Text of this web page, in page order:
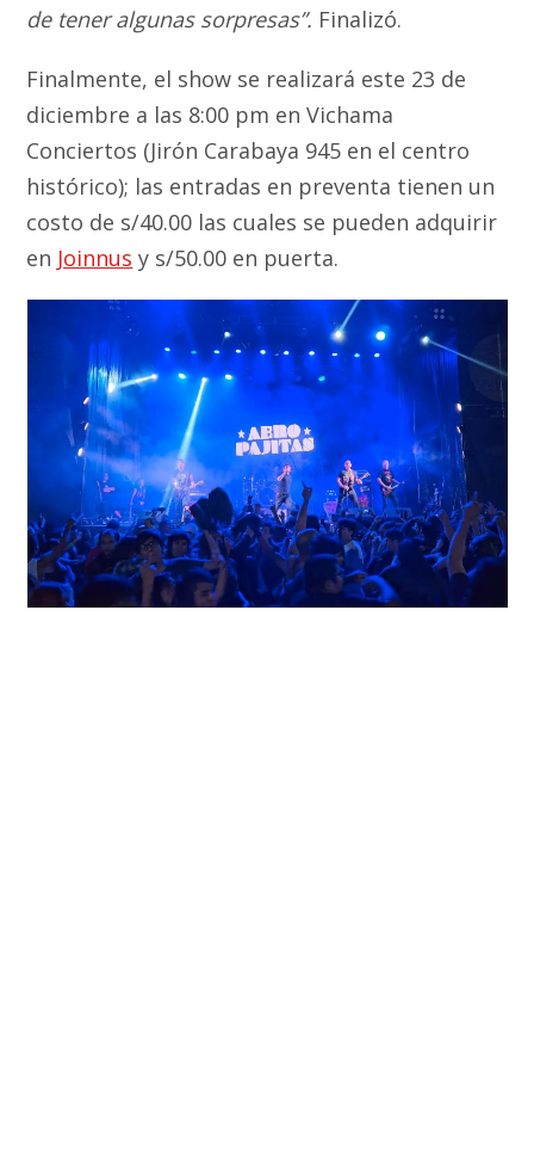
de tener algunas sorpresas”. Finalizó.
Finalmente, el show se realizará este 23 de
diciembre a las 8:00 pm en Vichama
Conciertos (Jirón Carabaya 945 en el centro
histórico); las entradas en preventa tienen un
costo de s/40.00 las cuales se pueden adquirir
en Joinnus y s/50.00 en puerta.